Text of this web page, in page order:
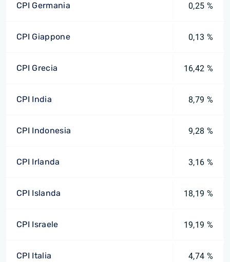
CPI Germania 0,25 %
CPI Giappone 0,13 %
CPI Grecia 16,42 %
CPI India 8,79 %
CPI Indonesia 9,28 %
CPI Irlanda 3,16 %
CPI Islanda 18,19 %
CPI Israele 19,19 %
CPI Italia 4,74 %